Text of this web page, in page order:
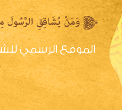
الموقع الرسمي